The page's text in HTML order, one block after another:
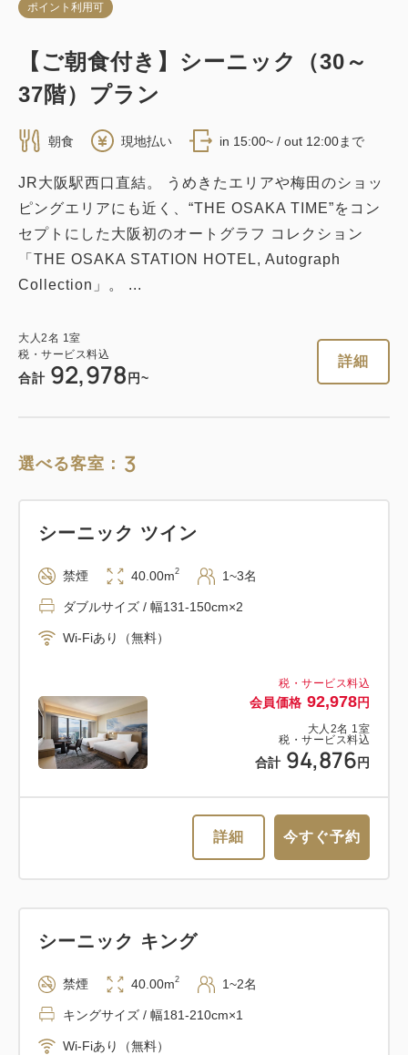
ポイント利用可
【ご朝食付き】シーニック（30～
37階）プラン
朝食 現地払い in 15:00~ / out 12:00まで
JR大阪駅西口直結。 うめきたエリアや梅田のショッ
ピングエリアにも近く、“THE OSAKA TIME”をコン
セプトにした大阪初のオートグラフ コレクション
「THE OSAKA STATION HOTEL, Autograph
Collection」。 ...
大人2名 1室
税・サービス料込
合計 92,978 円~
詳細
選べる客室： 3
税・サービス料込
会員価格 92,978円
大人 2名 1室
税・サービス料込
合計 94,876 円
シーニック ツイン
禁煙 40.00m2 1~3名
ダブルサイズ / 幅131-150cm×2
Wi-Fiあり（無料）
詳細 今すぐ予約
シーニック キング
禁煙 40.00m2 1~2名
キングサイズ / 幅181-210cm×1
Wi-Fiあり（無料）